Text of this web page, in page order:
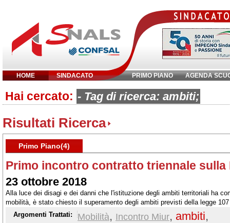
HOME SINDACATO PRIMO PIANO AGENDA
Inserisci parola chiave:
Hai cercato: - Tag di ricerca: ambiti;
Risultati Ricerca
Primo Piano(4)
Primo incontro contratto triennale sulla
23 ottobre 2018
Alla luce dei disagi e dei danni che l'istituzione degli ambiti territoriali ha
mobilità, è stato chiesto il superamento degli ambiti previsti della legge
possibilità di esprimere come preferenze sino a 15 scuole o i codici
Argomenti Trattati: Mobilità, Incontro Miur, ambiti,